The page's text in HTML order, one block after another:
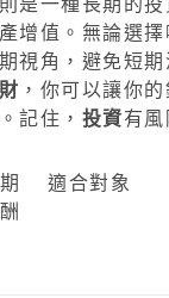
增值。無論選擇
視角，避免短
，你可以讓你
記住， 投資有
適合對象